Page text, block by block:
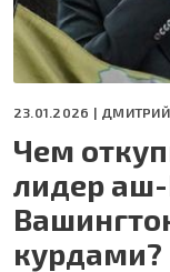
23.01.2026 |
Чем
лидер
курдами?